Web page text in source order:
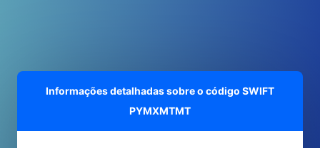
Informações detalhadas sobre o código SWIFT
PYMXMTMT